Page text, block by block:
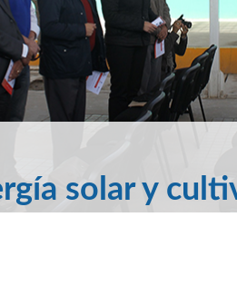
solar y